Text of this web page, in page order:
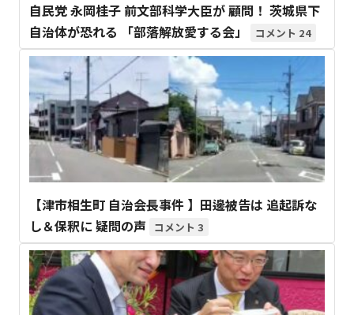
自民党 永岡桂子 前文部科学大臣が 顧問！ 茨城県下
自治体が恐れる 「部落解放愛する会」
24
【津市相生町 自治会長事件 】田邊被告は 追起訴な
し＆保釈に 疑問の声
3